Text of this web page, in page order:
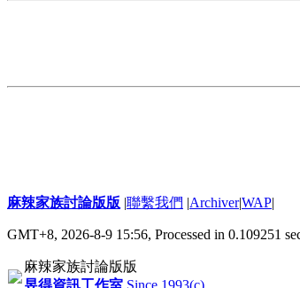
麻辣家族討論版版 |聯繫我們 |Archiver|WAP|
GMT+8, 2026-8-9 15:56, Processed in 0.109251
麻辣家族討論版版
昱得資訊工作室 Since 1993(c)